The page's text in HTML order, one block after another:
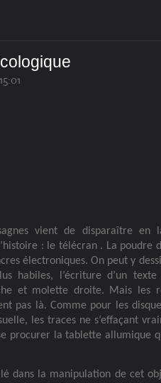
vient de disparaître
: le télécran . La poudre
électroniques. On peut y
habiles, l’écriture d’un
et molette droite. Mais les
pas là. Comme pour les
les traces ne s’effaçant
procurer la tablette allumique
dans la manipulation de cet